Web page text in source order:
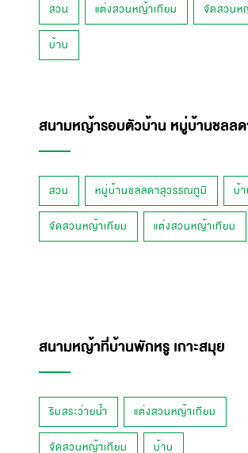
สวน แต่งสวนหญ้าเทียม จัดสวนห
บ้าน
สนามหญ้ารอบตัวบ้าน หมู่บ้านชลล
สวน หมู่บ้านชลลดาสุวรรณภูมิ บ้
จัดสวนหญ้าเทียม แต่งสวนหญ้าเทียม
สนามหญ้าที่บ้านพักหรู เกาะสมุย
ริมสระว่ายน้ำ แต่งสวนหญ้าเทียม
จัดสวนหญ้าเทียม บ้าน